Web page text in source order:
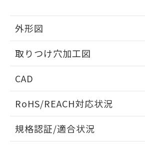
外形図
取りつけ穴加工図
CAD
ドすることができます。
ログイン/会員登録
RoHS/REACH対応状況
EU RoHS 注意事項・凡例
規格認証/適合状況
および当社の共同利用者
引・商談に必要な範囲で
をご了承ください。
※当社の共同利用者とは、
指します。
下記の非含有証明書をダウンロ
とができます。
EU RoHS指令（10物質）の非含
51物質の非含有証明書（当社
るもので、過去に遡って非含有
ものではありません。
また、RoHS指令のフタル酸エ
荷製品に未対応品が混在するこ
欄に対応日を記載しておりまし